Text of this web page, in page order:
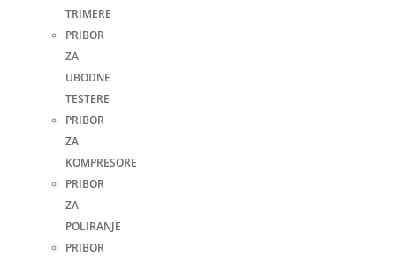
TRIMERE
PRIBOR
ZA
UBODNE
TESTERE
PRIBOR
ZA
KOMPRESORE
PRIBOR
ZA
POLIRANJE
PRIBOR